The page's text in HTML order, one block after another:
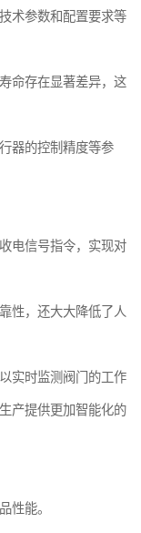
术参数和配置要求等
命存在显著差异，这
器的控制精度等参
电信号指令，实现对
性，还大大降低了人
实时监测阀门的工作
产提供更加智能化的
性能。